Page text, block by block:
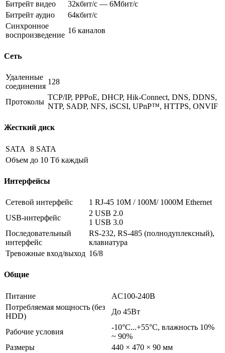
Битрейт видео
32кбит/с — 6Мбит/с
Битрейт аудио
64кбит/с
Синхронное
воспроизведение
16 каналов
Сеть
Удаленные
соединения
128
Протоколы
TCP/IP, PPPoE, DHCP, Hik-Connect, DNS, DDNS,
NTP, SADP, NFS, iSCSI, UPnP™, HTTPS, ONVIF
Жесткий диск
SATA
8 SATA
Объем до 10 Тб каждый
Интерфейсы
Сетевой интерфейс
1 RJ-45 10M / 100M/ 1000M Ethernet
USB-интерфейс
2 USB 2.0
1 USB 3.0
Последовательный
интерфейс
RS-232, RS-485 (полнодуплексный),
клавиатура
Тревожные вход/выход 16/8
Общие
Питание
AC100-240В
Потребляемая мощность (без
HDD)
До 45Вт
Рабочие условия
-10°C...+55°C, влажность 10%
~ 90%
Размеры
440 × 470 × 90 мм